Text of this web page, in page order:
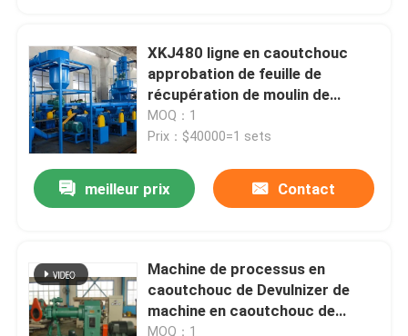
XKJ480 ligne en caoutchouc
approbation de feuille de
récupération de moulin de
raffineur de 55 kilowatts d'OIN
de la CE
MOQ：1
Prix：$40000=1 sets
meilleur prix Contact
Machine de processus en
caoutchouc de Devulnizer de
machine en caoutchouc de
feuille de récupération
MOQ：1